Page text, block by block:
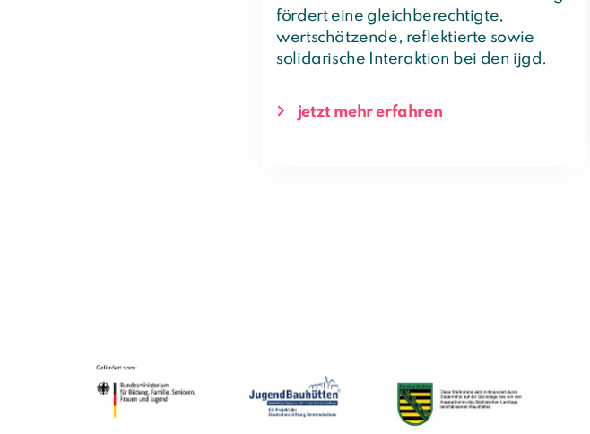
fördert eine gleichberechtigte,
wertschätzende, reflektierte sowie
solidarische Interaktion bei den ijgd.
jetzt mehr erfahren